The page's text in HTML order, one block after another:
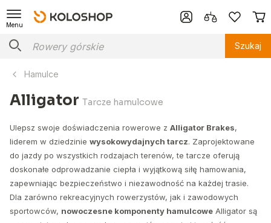
Menu
Szukaj
Hamulce
Alligator Tarcze hamulcowe
Ulepsz swoje doświadczenia rowerowe z Alligator Brakes,
liderem w dziedzinie wysokowydajnych tarcz. Zaprojektowane
do jazdy po wszystkich rodzajach terenów, te tarcze oferują
doskonałe odprowadzanie ciepła i wyjątkową siłę hamowania,
zapewniając bezpieczeństwo i niezawodność na każdej trasie.
Dla zarówno rekreacyjnych rowerzystów, jak i zawodowych
sportowców, nowoczesne komponenty hamulcowe Alligator są